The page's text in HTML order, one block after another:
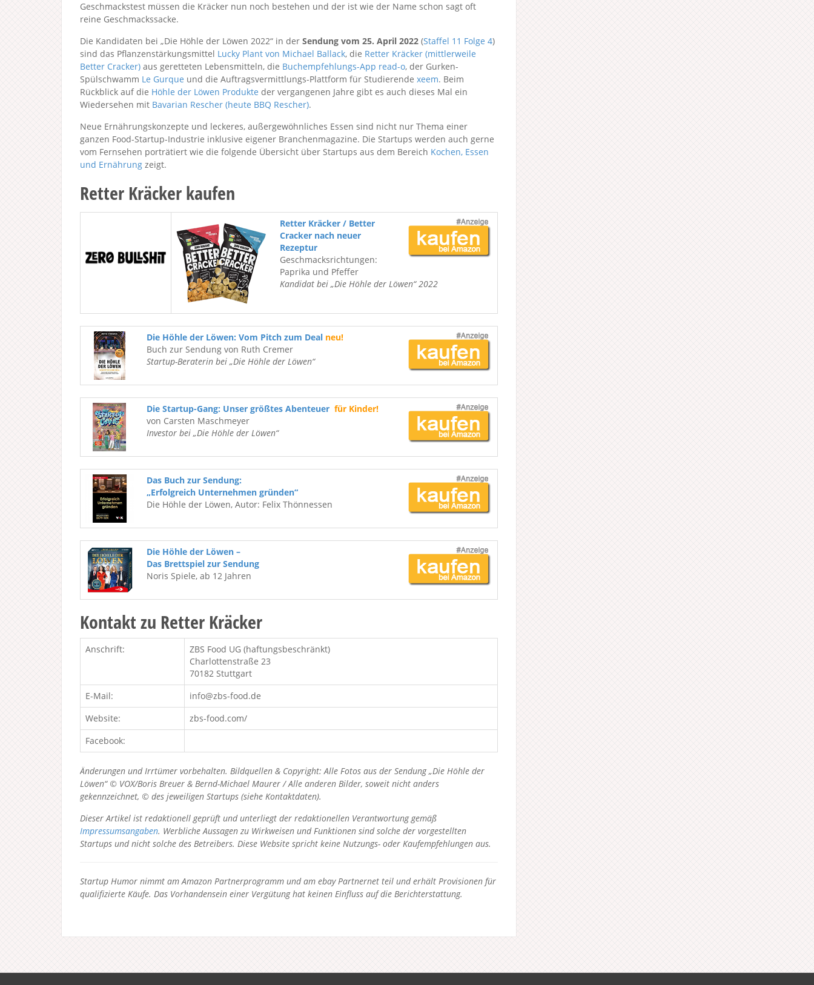
Geschmackstest müssen die Kräcker nun noch bestehen und der ist wie der Name schon sagt oft
reine Geschmackssacke.
Die Kandidaten bei „Die Höhle der Löwen 2022“ in der Sendung vom 25. April 2022 (Staffel 11 Folge 4)
sind das Pflanzenstärkungsmittel Lucky Plant von Michael Ballack, die Retter Kräcker (mittlerweile
Better Cracker) aus geretteten Lebensmitteln, die Buchempfehlungs-App read-o, der Gurken-
Spülschwamm Le Gurque und die Auftragsvermittlungs-Plattform für Studierende xeem. Beim
Rückblick auf die Höhle der Löwen Produkte der vergangenen Jahre gibt es auch dieses Mal ein
Wiedersehen mit Bavarian Rescher (heute BBQ Rescher).
Neue Ernährungskonzepte und leckeres, außergewöhnliches Essen sind nicht nur Thema einer
ganzen Food-Startup-Industrie inklusive eigener Branchenmagazine. Die Startups werden auch gerne
vom Fernsehen porträtiert wie die folgende Übersicht über Startups aus dem Bereich Kochen, Essen
und Ernährung zeigt.
Retter Kräcker kaufen
Retter Kräcker / Better
Cracker nach neuer
Rezeptur
Geschmacksrichtungen:
Paprika und Pfeffer
Kandidat bei „Die Höhle der Löwen“ 2022
Die Höhle der Löwen: Vom Pitch zum Deal neu!
Buch zur Sendung von Ruth Cremer
Startup-Beraterin bei „Die Höhle der Löwen“
Die Startup-Gang: Unser größtes Abenteuer für Kinder!
von Carsten Maschmeyer
Investor bei „Die Höhle der Löwen“
Das Buch zur Sendung:
„Erfolgreich Unternehmen gründen“
Die Höhle der Löwen, Autor: Felix Thönnessen
Die Höhle der Löwen –
Das Brettspiel zur Sendung
Noris Spiele, ab 12 Jahren
Kontakt zu Retter Kräcker
Anschrift:
ZBS Food UG (haftungsbeschränkt)
Charlottenstraße 23
70182 Stuttgart
E-Mail:
info@zbs-food.de
Website:
zbs-food.com/
Facebook:
Änderungen und Irrtümer vorbehalten. Bildquellen & Copyright: Alle Fotos aus der Sendung „Die Höhle der
Löwen“ © VOX/Boris Breuer & Bernd-Michael Maurer / Alle anderen Bilder, soweit nicht anders
gekennzeichnet, © des jeweiligen Startups (siehe Kontaktdaten).
Dieser Artikel ist redaktionell geprüft und unterliegt der redaktionellen Verantwortung gemäß
Impressumsangaben. Werbliche Aussagen zu Wirkweisen und Funktionen sind solche der vorgestellten
Startups und nicht solche des Betreibers. Diese Website spricht keine Nutzungs- oder Kaufempfehlungen aus.
Startup Humor nimmt am Amazon Partnerprogramm und am ebay Partnernet teil und erhält Provisionen für
qualifizierte Käufe. Das Vorhandensein einer Vergütung hat keinen Einfluss auf die Berichterstattung.